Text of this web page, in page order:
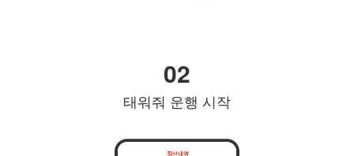
02
태워줘 운행 시작